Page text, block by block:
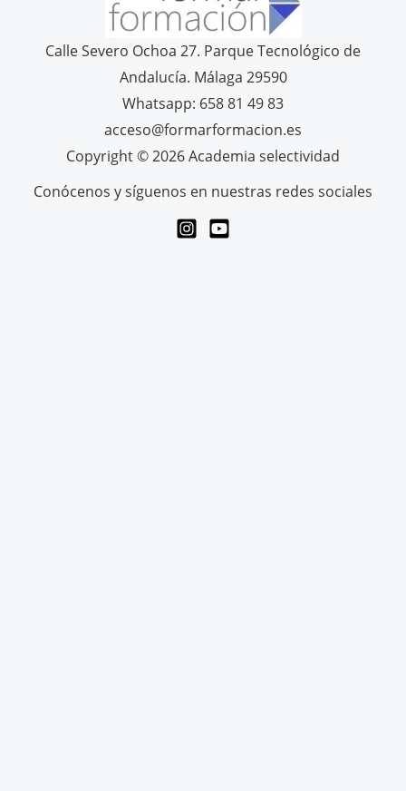
Calle Severo Ochoa 27. Parque Tecnológico de
Andalucía. Málaga 29590
Whatsapp: 658 81 49 83
acceso@formarformacion.es
Copyright © 2026 Academia selectividad
Conócenos y síguenos en nuestras redes sociales